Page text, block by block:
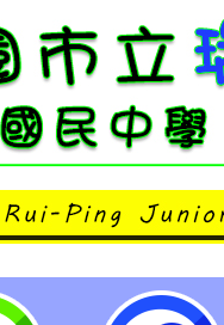
平臺「識字